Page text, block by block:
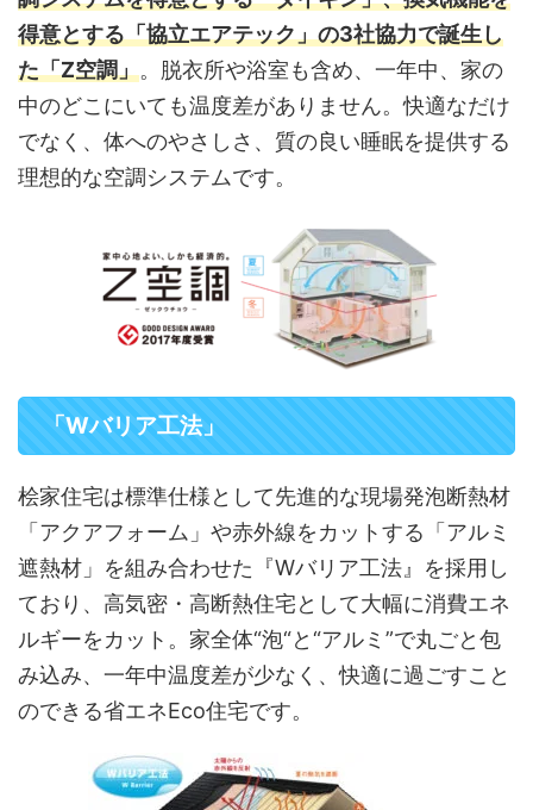
得意とする「協立エアテック」の3社協力で誕生し
た「Z空調」。脱衣所や浴室も含め、一年中、家の
中のどこにいても温度差がありません。快適なだけ
でなく、体へのやさしさ、質の良い睡眠を提供する
理想的な空調システムです。
「Wバリア工法」
桧家住宅は標準仕様として先進的な現場発泡断熱材
「アクアフォーム」や赤外線をカットする「アルミ
遮熱材」を組み合わせた『Wバリア工法』を採用し
ており、高気密・高断熱住宅として大幅に消費エネ
ルギーをカット。家全体“泡“と“アルミ”で丸ごと包
み込み、一年中温度差が少なく、快適に過ごすこと
のできる省エネEco住宅です。